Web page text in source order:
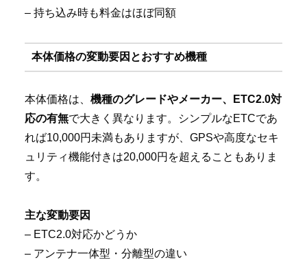
– 持ち込み時も料金はほぼ同額
本体価格の変動要因とおすすめ機種
本体価格は、 機種のグレードやメーカー、ETC2.0対
応の有無で大きく異なります。シンプルなETCであ
れば10,000円未満もありますが、GPSや高度なセキ
ュリティ機能付きは20,000円を超えることもありま
す。
主な変動要因
– ETC2.0対応かどうか
– アンテナ一体型・分離型の違い